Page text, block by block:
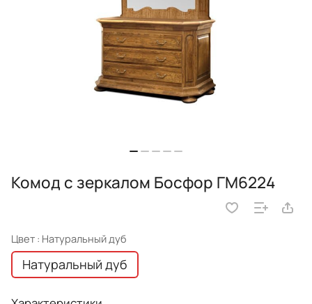
Комод с зеркалом Босфор ГМ6224
Цвет : Натуральный дуб
Натуральный дуб